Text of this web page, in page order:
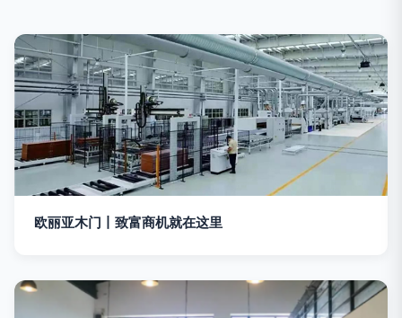
欧丽亚木门丨致富商机就在这里